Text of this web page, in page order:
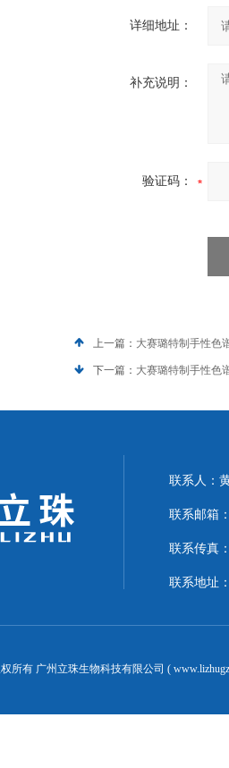
详细地址：
补充说明：
验证码：
上一篇： 大赛璐特制手性色
下一篇： 大赛璐特制手性色
联系人：
联系邮箱
联系传真
联系地址
所有 广州立珠生物科技有限公司 (